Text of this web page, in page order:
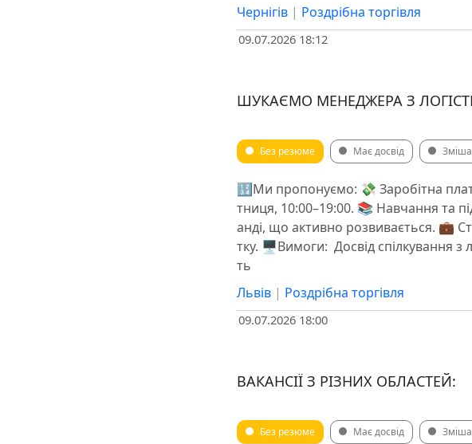
Чернігів | Роздрібна торгівля
09.07.2026 18:12
ШУКАЄМО МЕНЕДЖЕРА З
Без резюме Має досвід
🔢Ми пропонуємо: 💸 Заробітна
тниця, 10:00–19:00. 📚 Навчання та
анді, що активно розвивається. 💼
тку. 🖥Вимоги: ️ Досвід спілкування з
ть
Львів | Роздрібна торгівля
09.07.2026 18:00
ВАКАНСІЇ З РІЗНИХ ОБЛАСТЕЙ:
Без резюме Має досвід